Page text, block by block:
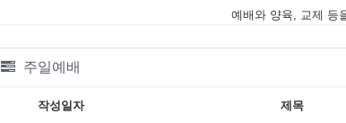
예배와 양육, 교제 등
주일예배
작성일자 제목